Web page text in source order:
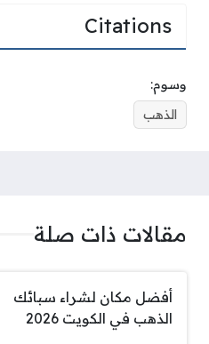
Citations
وسوم:
الذهب
مقالات ذات صلة
أفضل مكان لشراء سبائك
الذهب في الكويت 2026